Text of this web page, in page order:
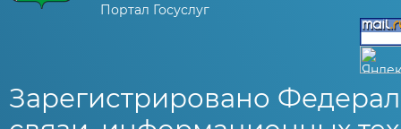
Портал Госуслуг
Зарегистрировано